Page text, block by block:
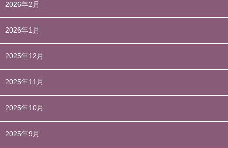
2026年2月
2026年1月
2025年12月
2025年11月
2025年10月
2025年9月